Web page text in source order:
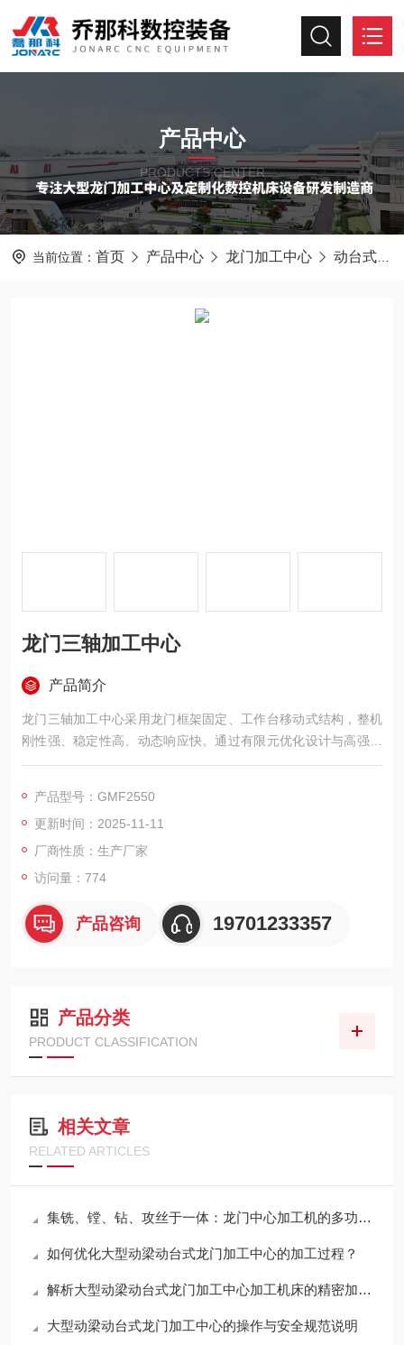
产品中心
PRODUCTS CENTER
当前位置： 首页 产品中心 龙门加工中心 动台式龙门加工中心
龙门三轴加工中心
产品简介
龙门三轴加工中心采用龙门框架固定、工作台移动式结构，整机
刚性强、稳定性高、动态响应快。通过有限元优化设计与高强度
铸件一体成型，确保长时间加工的高精度与高可靠性。机床支持
实现五面复合加工。广泛应用于模具、汽车、电力、工程机械、
船舶、航空航天等行业，为客户提供高效、精准、可定制的加工
解决方案。
产品型号：GMF2550
更新时间：2025-11-11
厂商性质：生产厂家
访问量：774
产品咨询 19701233357
产品分类
PRODUCT CLASSIFICATION
相关文章
RELATED ARTICLES
集铣、镗、钻、攻丝于一体：龙门中心加工机的多功能复合能力
如何优化大型动梁动台式龙门加工中心的加工过程？
解析大型动梁动台式龙门加工中心加工机床的精密加工能力
大型动梁动台式龙门加工中心的操作与安全规范说明